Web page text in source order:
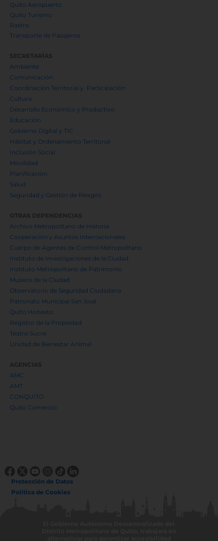
Quito Aeropuerto
Quito Turismo
Rastro
Transporte de Pasajeros
SECRETARÍAS
Ambiente
Comunicación
Coordinación Territorial y Participación
Cultura
Desarrollo Económico y Productivo
Educación
Gobierno Digital y TIC
Hábitat y Ordenamiento Territorial
Inclusión Social
Movilidad
Planificación
Salud
Seguridad y Gestión de Riesgos
OTRAS DEPENDENCIAS
Archivo Metropolitano de Historia
Cooperación y Asuntos Internacionales
Cuerpo de Agentes de Control Metropolitano
Instituto de Investigaciones de la Ciudad
Instituto Metropolitano de Patrimonio
Museos de la Ciudad
Observatorio de Seguridad Ciudadana
Patronato Municipal San José
Quito Honesto
Registro de la Propiedad
Teatro Sucre
Unidad de Bienestar Animal
AGENCIAS
AMC
AMT
CONQUITO
Quito Comercio
Protección de Datos
Política de Cookies